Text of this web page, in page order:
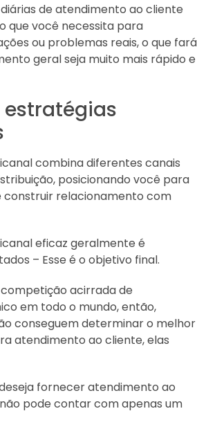
de atendimento ao cliente
que você necessita para
ou problemas reais, o que fará
geral seja muito mais rápido e
estratégias
combina diferentes canais
posicionando você para
relacionamento com
eficaz geralmente é
– Esse é o objetivo final.
acirrada de
em todo o mundo, então,
conseguem determinar o melhor
atendimento ao cliente, elas
fornecer atendimento ao
pode contar com apenas um